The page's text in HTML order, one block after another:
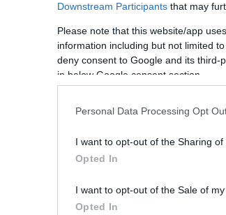
Downstream Participants that may
Please note that this website/app
information including but not limited
deny consent to Google and its
in below Google consent section.
Personal Data Processing Opt
I want to opt-out of the Sharing of
Opted In
I want to opt-out of the Sale of my
Opted In